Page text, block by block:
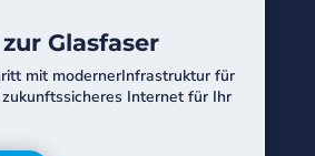
Glasfaser
mit modernerInfrastruktur für
Internet für Ihr